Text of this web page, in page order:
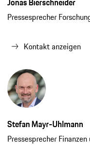
Pressesprecher
Kontakt anzeigen
Stefan Mayr-Uhlmann
Pressesprecher Finanzen